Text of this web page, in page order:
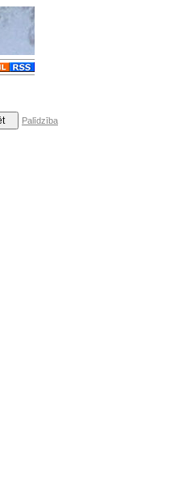
Palīdzība